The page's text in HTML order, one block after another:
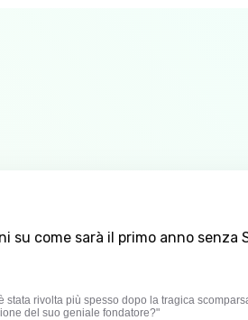
su come sarà il primo anno senza
stata rivolta più spesso dopo la tragica
del suo geniale fondatore?"